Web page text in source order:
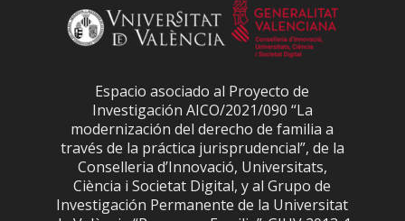
Espacio asociado al Proyecto de
Investigación AICO/2021/090 “La
modernización del derecho de familia a
través de la práctica jurisprudencial”, de la
Conselleria d’Innovació, Universitats,
Ciència i Societat Digital, y al Grupo de
Investigación Permanente de la Universitat